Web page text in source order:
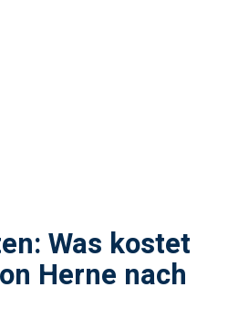
Was kostet
Herne nach